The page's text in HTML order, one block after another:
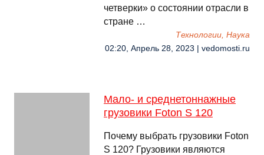
четверки» о состоянии отрасли в
стране …
Технологии, Наука
02:20, Апрель 28, 2023 | vedomosti.ru
Мало- и среднетоннажные
грузовики Foton S 120
Почему выбрать грузовики Foton
S 120? Грузовики являются